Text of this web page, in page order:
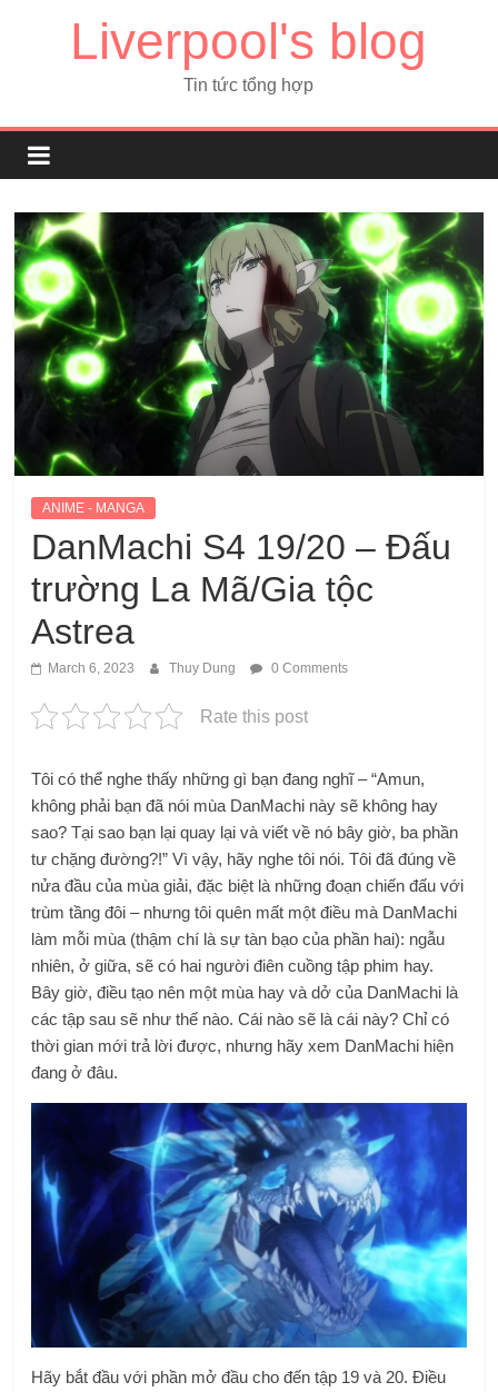
Liverpool's blog
Tin tức tổng hợp
ANIME - MANGA
DanMachi S4 19/20 – Đấu
trường La Mã/Gia tộc
Astrea
March 6, 2023 Thuy Dung 0 Comments
Rate this post
Tôi có thể nghe thấy những gì bạn đang nghĩ – “Amun,
không phải bạn đã nói mùa DanMachi này sẽ không hay
sao? Tại sao bạn lại quay lại và viết về nó bây giờ, ba phần
tư chặng đường?!” Vì vậy, hãy nghe tôi nói. Tôi đã đúng về
nửa đầu của mùa giải, đặc biệt là những đoạn chiến đấu với
trùm tầng đôi – nhưng tôi quên mất một điều mà DanMachi
làm mỗi mùa (thậm chí là sự tàn bạo của phần hai): ngẫu
nhiên, ở giữa, sẽ có hai người điên cuồng tập phim hay.
Bây giờ, điều tạo nên một mùa hay và dở của DanMachi là
các tập sau sẽ như thế nào. Cái nào sẽ là cái này? Chỉ có
thời gian mới trả lời được, nhưng hãy xem DanMachi hiện
đang ở đâu.
Hãy bắt đầu với phần mở đầu cho đến tập 19 và 20. Điều